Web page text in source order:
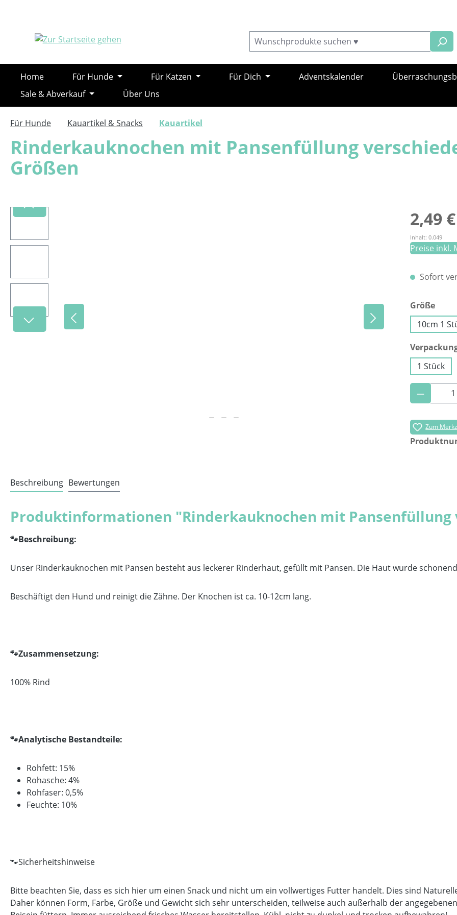
Home Für Hunde Für Katzen Für Dich Adventskalender
Sale & Abverkauf
Über Uns
Für Hunde Kauartikel & Snacks Kauartikel
Rinderkauknochen mit Pansenfüllung
Größen
Bildergalerie überspringen Regulärer
2,49 €
Inhalt: 0.049
Preise inkl.
Sofort
Größe
10cm 1
1 Stück
Zum
Beschreibung Bewertungen
Produktinformationen "Rinderkauknochen mit Pansenfüllung
🐾Beschreibung:
Unser Rinderkauknochen mit Pansen besteht aus leckerer Rinderhaut, gefüllt mit Pansen. Die Haut wurde
Beschäftigt den Hund und reinigt die Zähne. Der Knochen ist ca. 10-12cm lang.
🐾Zusammensetzung:
100% Rind
🐾Analytische Bestandteile:
Rohfett: 15%
Rohasche: 4%
Rohfaser: 0,5%
Feuchte: 10%
🐾Sicherheitshinweise
Bitte beachten Sie, dass es sich hier um einen Snack und nicht um ein vollwertiges Futter handelt. Dies sind
Daher können Form, Farbe, Größe und Gewicht sich sehr unterscheiden, teilweise auch außerhalb der